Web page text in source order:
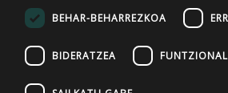
BEHAR-BEHARREZKOA
BIDERATZEA